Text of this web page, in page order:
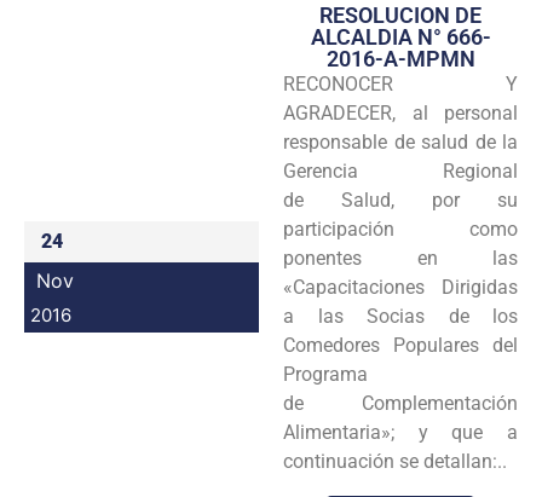
Transparencia
Seguridad
Programas
24
Nov
2016
RESOLUCION DE
ALCALDIA N° 666-
2016-A-MPMN
RECONOCER Y
AGRADECER, al personal
responsable de salud de la
Gerencia Regional
de Salud, por su
participación como
ponentes en las
«Capacitaciones Dirigidas
a las Socias de los
Comedores Populares del
Programa
de Complementación
Alimentaria»; y que a
continuación se detallan:..